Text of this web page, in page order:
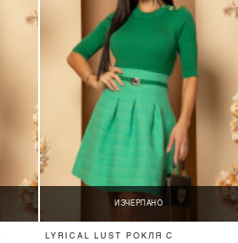
ИЗЧЕРПАНО
LYRICAL LUST РОКЛЯ С